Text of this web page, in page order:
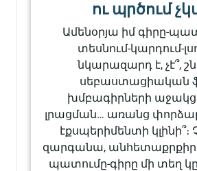
ու պրծում
Ամենօրյա իմ գիրը-
տեսնում-կարդում-
նկարազարդ է, չէ՞,
սեբաստացիական
խմբագիրների
լրացման… առանց
էքսպերիմենտի կլինի՞։
զարգանա, անհետաքրքիր
պատումը-գիրը մի տեղ